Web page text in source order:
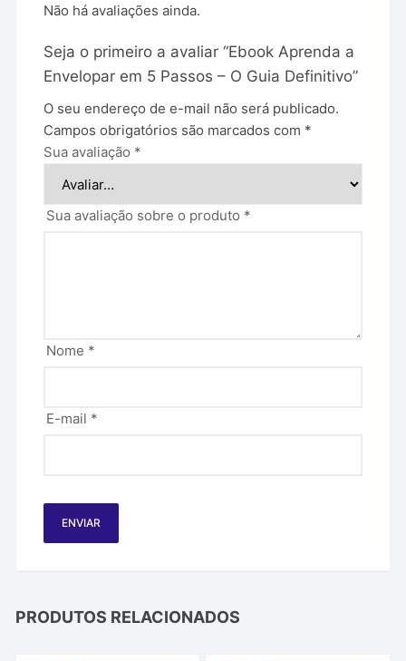
Não há avaliações ainda.
Seja o primeiro a avaliar “Ebook Aprenda a
Envelopar em 5 Passos – O Guia Definitivo”
O seu endereço de e-mail não será publicado.
Campos obrigatórios são marcados com *
Sua avaliação *
Sua avaliação sobre o produto *
Nome *
E-mail *
PRODUTOS RELACIONADOS